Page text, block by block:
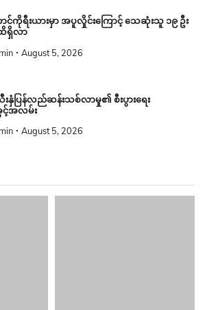
င်ကိုရီးယားမှာ အပူလှိုင်းကြောင့် သေဆုံးသူ ၁၉ ဦး
ရှိလာ
August 5, 2026
းနှံပြန်လည်ဆန်းသစ်လာမှု၏ စီးပွားရေး
အလမ်း
August 5, 2026